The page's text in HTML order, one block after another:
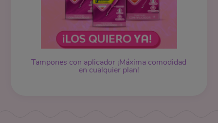
Tampones con aplicador ¡Máxima comodidad
en cualquier plan!